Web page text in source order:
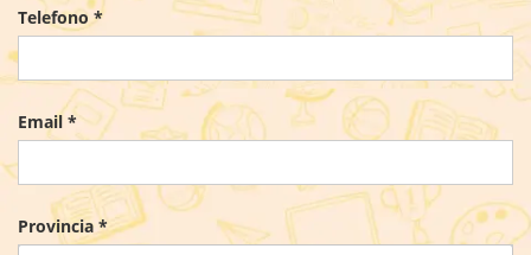
Telefono *
Email *
Provincia *